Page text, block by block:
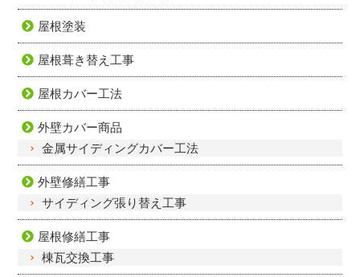
屋根塗装
屋根葺き替え工事
屋根カバー工法
外壁カバー商品
金属サイディングカバー工法
外壁修繕工事
サイディング張り替え工事
屋根修繕工事
棟瓦交換工事